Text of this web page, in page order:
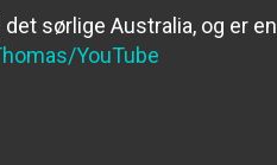
sørlige Australia, og er en
YouTube